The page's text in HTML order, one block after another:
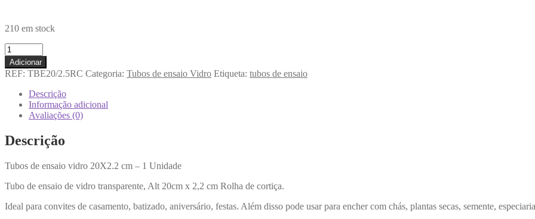
210 em stock
Adicionar
REF: TBE20/2.5RC Categoria: Tubos de ensaio Vidro Etiqueta: tubos de ensaio
Descrição
Informação adicional
Avaliações (0)
Descrição
Tubos de ensaio vidro 20X2.2 cm – 1 Unidade
Tubo de ensaio de vidro transparente, Alt 20cm x 2,2 cm Rolha de cortiça.
Ideal para convites de casamento, batizado, aniversário, festas. Além disso pode usar para encher com chás, plantas secas, semente,